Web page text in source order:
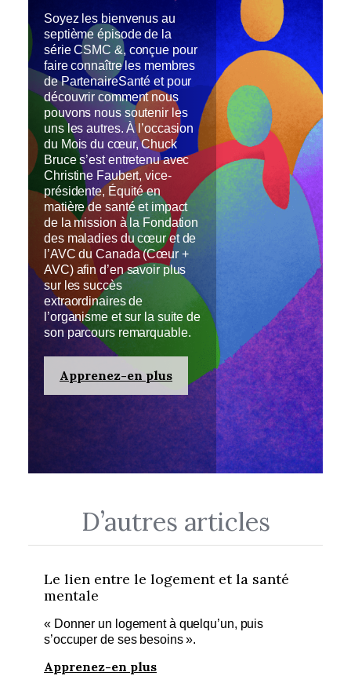
Soyez les bienvenus au
septième épisode de la
série CSMC &, conçue pour
faire connaître les membres
de PartenaireSanté et pour
découvrir comment nous
pouvons nous soutenir les
uns les autres. À l’occasion
du Mois du cœur, Chuck
Bruce s’est entretenu avec
Christine Faubert, vice-
présidente, Équité en
matière de santé et impact
de la mission à la Fondation
des maladies du cœur et de
l’AVC du Canada (Cœur +
AVC) afin d’en savoir plus
sur les succès
extraordinaires de
l’organisme et sur la suite de
son parcours remarquable.
Apprenez-en plus
D’autres articles
Le lien entre le logement et la santé
mentale
« Donner un logement à quelqu’un, puis
s’occuper de ses besoins ».
Apprenez-en plus